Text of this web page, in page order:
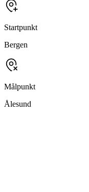
Startpunkt
Bergen
Målpunkt
Ålesund